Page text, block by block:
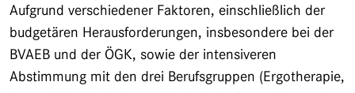
Aufgrund verschiedener Faktoren, einschließlich der
budgetären Herausforderungen, insbesondere bei der
BVAEB und der ÖGK, sowie der intensiveren
Abstimmung mit den drei Berufsgruppen (Ergotherapie,